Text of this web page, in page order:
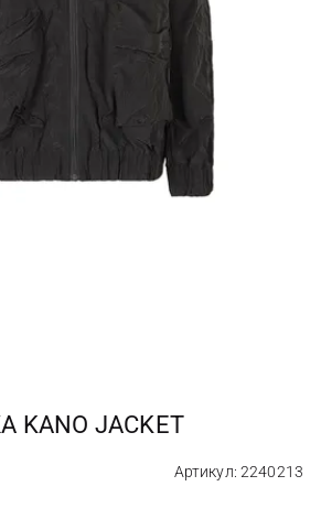
KANO JACKET
Артикул: 2240213